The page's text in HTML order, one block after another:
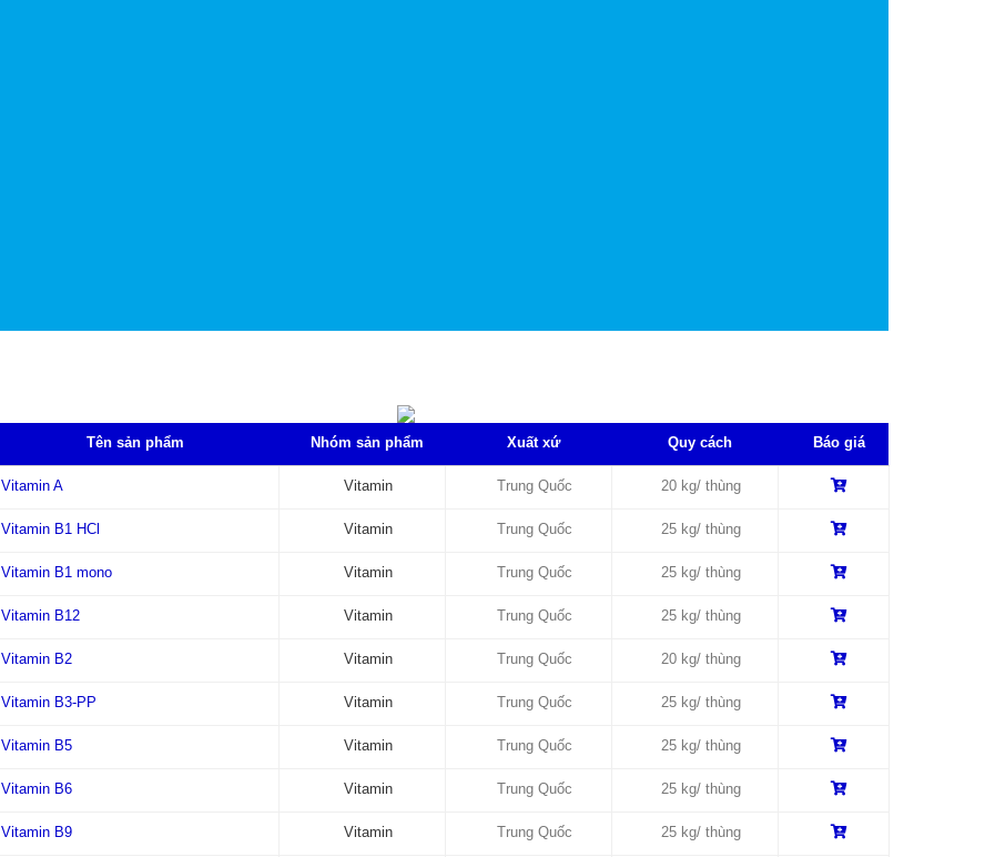
Tên sản phẩm Nhóm sản phẩm Xuất xứ Quy cách Báo giá
Vitamin A Vitamin Trung Quốc 20 kg/ thùng
Vitamin B1 HCl Vitamin Trung Quốc 25 kg/ thùng
Vitamin B1 mono Vitamin Trung Quốc 25 kg/ thùng
Vitamin B12 Vitamin Trung Quốc 25 kg/ thùng
Vitamin B2 Vitamin Trung Quốc 20 kg/ thùng
Vitamin B3-PP Vitamin Trung Quốc 25 kg/ thùng
Vitamin B5 Vitamin Trung Quốc 25 kg/ thùng
Vitamin B6 Vitamin Trung Quốc 25 kg/ thùng
Vitamin B9 Vitamin Trung Quốc 25 kg/ thùng